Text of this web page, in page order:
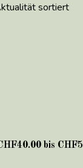
sortiert
bis